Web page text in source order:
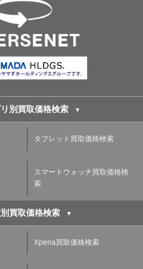
別買取価格検索
タブレット買取価格検索
スマートウォッチ買取価格検
索
買取価格検索
Xperia買取価格検索